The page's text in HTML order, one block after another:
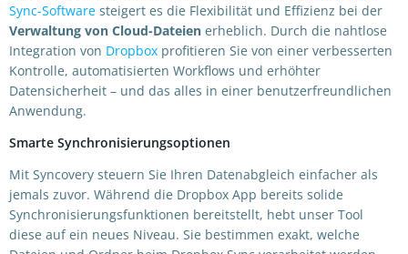
Sync-Software steigert es die Flexibilität und Effizienz bei der
Verwaltung von Cloud-Dateien erheblich. Durch die nahtlose
Integration von Dropbox profitieren Sie von einer verbesserten
Kontrolle, automatisierten Workflows und erhöhter
Datensicherheit – und das alles in einer benutzerfreundlichen
Anwendung.
Smarte Synchronisierungsoptionen
Mit Syncovery steuern Sie Ihren Datenabgleich einfacher als
jemals zuvor. Während die Dropbox App bereits solide
Synchronisierungsfunktionen bereitstellt, hebt unser Tool
diese auf ein neues Niveau. Sie bestimmen exakt, welche